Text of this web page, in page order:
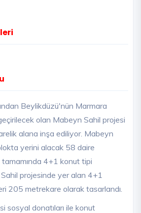
Beylikdüzü'nün Marmara
olan Mabeyn Sahil projesi
alana inşa ediliyor. Mabeyn
yerini alacak 58 daire
4+1 konut tipi
projesinde yer alan 4+1
205 metrekare olarak tasarlandı.
sosyal donatıları ile konut